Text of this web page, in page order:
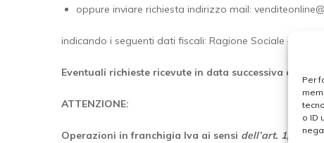
Per
o ID
oppure inviare richiesta indirizzo mail:
indicando i seguenti dati fiscali: Ragione Sociale –
Eventuali richieste ricevute in data successiva
ATTENZIONE:
Operazioni in franchigia Iva ai sensi dell’art. 1,